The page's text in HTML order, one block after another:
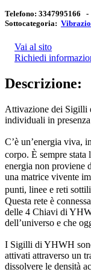
Telefono: 3347995166 -
Sottocategoria:
Vai al sito
Richiedi
Descrizione:
Attivazione dei Sigilli
individuali in presenza
C’è un’energia viva,
corpo. È sempre
energia non proviene
una matrice vivente
punti, linee e reti
Questa rete è
delle 4 Chiavi di
dell’universo e che
I Sigilli di YHWH
attivati attraverso un
dissolvere le densità